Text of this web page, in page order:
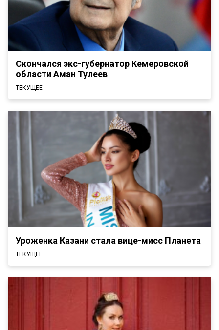
Скончался экс-губернатор Кемеровской
области Аман Тулеев
ТЕКУЩЕЕ
Уроженка Казани стала вице-мисс Планета
ТЕКУЩЕЕ